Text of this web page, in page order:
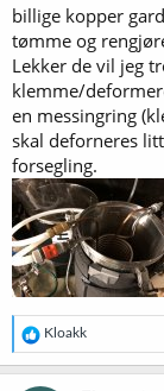
billige kopper
tømme og
Lekker de vil jeg
klemme/
en messingring
skal deforneres
forsegling.
R
e
a
Kloakk